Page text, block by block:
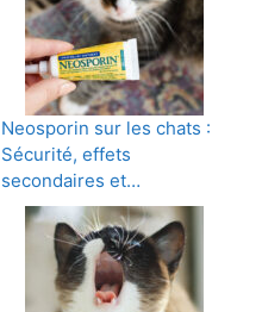
Neosporin sur les chats :
Sécurité, effets
secondaires et…